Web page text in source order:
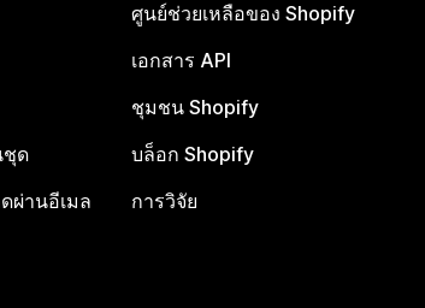
ชุด
ผ่านอีเมล
ศูนย์ช่วยเหลือของ Shopify
เอกสาร API
ชุมชน Shopify
บล็อก Shopify
การวิจัย